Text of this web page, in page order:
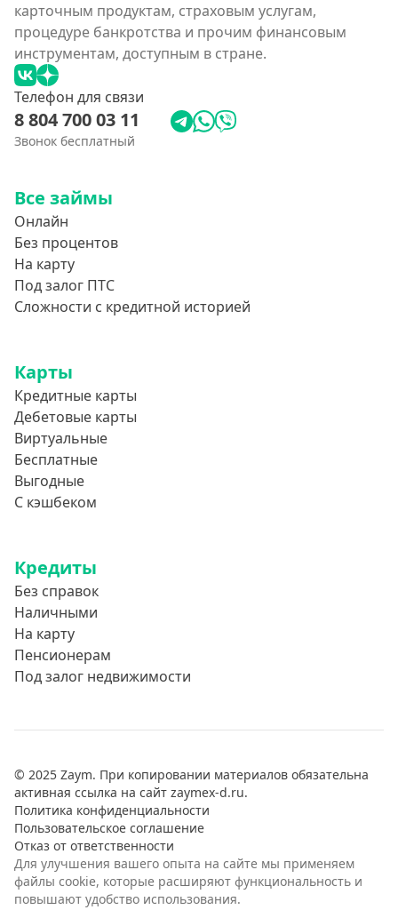
карточным продуктам, страховым услугам,
процедуре банкротства и прочим финансовым
инструментам, доступным в стране.
Телефон для связи
8 804 700 03 11
Звонок бесплатный
Все займы
Онлайн
Без процентов
На карту
Под залог ПТС
Сложности с кредитной историей
Карты
Кредитные карты
Дебетовые карты
Виртуальные
Бесплатные
Выгодные
С кэшбеком
Кредиты
Без справок
Наличными
На карту
Пенсионерам
Под залог недвижимости
© 2025 Zaym. При копировании материалов обязательна
активная ссылка на сайт zaymex-d.ru.
Политика конфиденциальности
Пользовательское соглашение
Отказ от ответственности
Для улучшения вашего опыта на сайте мы применяем
файлы cookie, которые расширяют функциональность и
повышают удобство использования.